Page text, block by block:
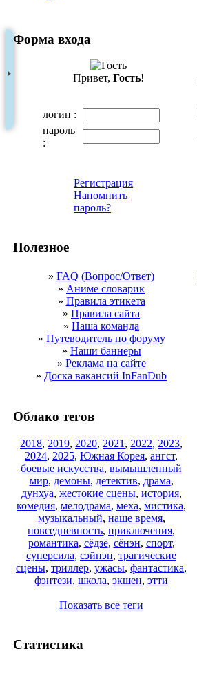
Форма входа
Привет, Гость!
логин :
пароль
:
Регистрация
Напомнить
пароль?
Полезное
» FAQ (Вопрос/Ответ)
» Аниме словарик
» Правила этикета
» Правила сайта
» Наша команда
» Путеводитель по форуму
» Наши баннеры
» Реклама на сайте
» Доска вакансий InFanDub
Облако тегов
2018, 2019, 2020, 2021 , 2022, 2023,
2024, 2025, Южная Корея, ангст,
боевые искусства, вымышленный
мир, демоны, детектив, драма,
дунхуа, жестокие сцены, история,
комедия, мелодрама, меха, мистика,
музыкальный, наше время,
повседневность, приключения,
романтика, сёдзё, сёнэн, спорт,
суперсила, сэйнэн, трагические
сцены, триллер, ужасы, фантастика,
фэнтези, школа, экшен, этти
Показать все теги
Статистика